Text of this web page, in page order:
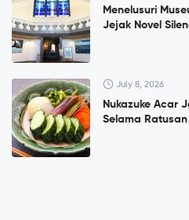
Menelusuri
Jejak Novel
July 8, 2026
Nukazuke Acar
Selama Ratusan